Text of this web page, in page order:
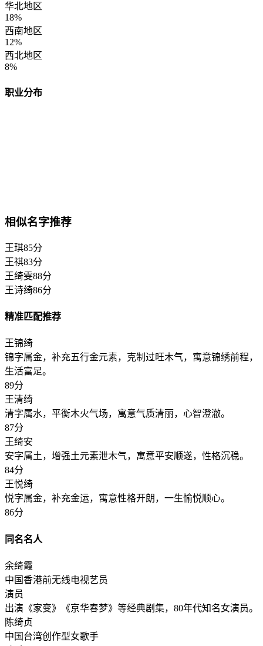
华北地区
18%
西南地区
12%
西北地区
8%
职业分布
相似名字推荐
王琪85分
王祺83分
王绮雯88分
王诗绮86分
精准匹配推荐
王锦绮
锦字属金，补充五行金元素，克制过旺木气，寓意锦绣前程，
生活富足。
89分
王清绮
清字属水，平衡木火气场，寓意气质清丽，心智澄澈。
87分
王绮安
安字属土，增强土元素泄木气，寓意平安顺遂，性格沉稳。
84分
王悦绮
悦字属金，补充金运，寓意性格开朗，一生愉悦顺心。
86分
同名名人
余绮霞
中国香港前无线电视艺员
演员
出演《家变》《京华春梦》等经典剧集，80年代知名女演员。
陈绮贞
中国台湾创作型女歌手